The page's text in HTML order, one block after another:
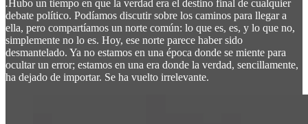
.Hubo un tiempo en que la verdad era el destino final de cualquier
debate político. Podíamos discutir sobre los caminos para llegar a
ella, pero compartíamos un norte común: lo que es, es, y lo que no,
simplemente no lo es. Hoy, ese norte parece haber sido
desmantelado. Ya no estamos en una época donde se miente para
ocultar un error; estamos en una era donde la verdad, sencillamente,
ha dejado de importar. Se ha vuelto irrelevante.